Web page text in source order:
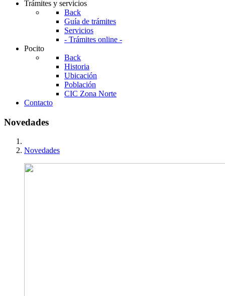
Trámites y servicios
Back
Guía de trámites
Servicios
- Trámites online -
Pocito
Back
Historia
Ubicación
Población
CIC Zona Norte
Contacto
Novedades
Novedades